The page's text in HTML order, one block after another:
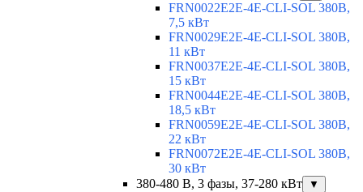
FRN0022E2E-4E-CLI-SOL 380В,
7,5 кВт
FRN0029E2E-4E-CLI-SOL 380В,
11 кВт
FRN0037E2E-4E-CLI-SOL 380В,
15 кВт
FRN0044E2E-4E-CLI-SOL 380В,
18,5 кВт
FRN0059E2E-4E-CLI-SOL 380В,
22 кВт
FRN0072E2E-4E-CLI-SOL 380В,
30 кВт
380-480 В, 3 фазы, 37-280 кВт
▼